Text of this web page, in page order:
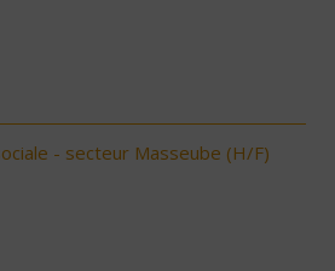
- secteur Masseube (H/F)